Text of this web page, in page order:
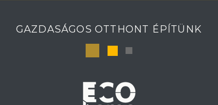
GAZDASÁGOS OTTHONT ÉPÍTÜNK